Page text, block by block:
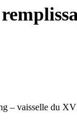
– vaisselle du